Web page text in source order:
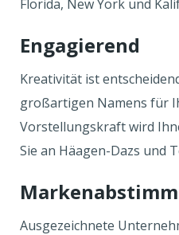
Florida, New York und
Engagierend
Kreativität ist
großartigen Namens für
Vorstellungskraft wird
Sie an Häagen-Dazs und
Ausgezeichnete